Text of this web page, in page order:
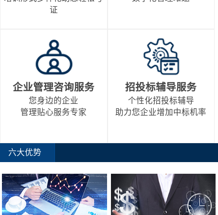
证
企业管理咨询服务
您身边的企业
管理贴心服务专家
招投标辅导服务
个性化招投标辅导
助力您企业增加中标机率
六大优势